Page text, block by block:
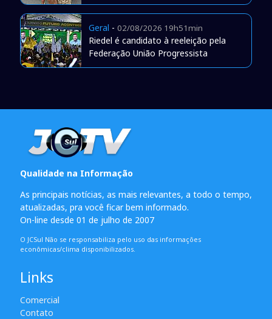
Geral - 02/08/2026 19h51min
Riedel é candidato à reeleição pela
Federação União Progressista
Qualidade na Informação
As principais notícias, as mais relevantes, a todo o tempo,
atualizadas, pra você ficar bem informado.
On-line desde 01 de julho de 2007
O JCSul Não se responsabiliza pelo uso das informações
econômicas/clima disponibilizados.
Links
Comercial
Contato